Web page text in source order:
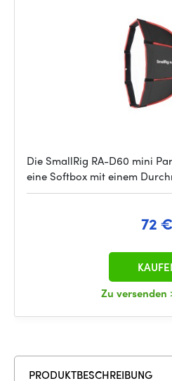
Die SmallRig RA-D60 mini
eine Softbox mit einem
72 €
Zu versenden
PRODUKTBESCHREIBUNG